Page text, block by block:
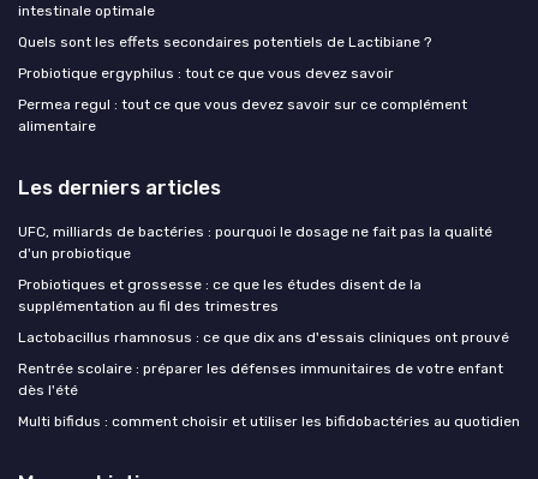
intestinale optimale
Quels sont les effets secondaires potentiels de Lactibiane ?
Probiotique ergyphilus : tout ce que vous devez savoir
Permea regul : tout ce que vous devez savoir sur ce complément
alimentaire
Les derniers articles
UFC, milliards de bactéries : pourquoi le dosage ne fait pas la qualité
d'un probiotique
Probiotiques et grossesse : ce que les études disent de la
supplémentation au fil des trimestres
Lactobacillus rhamnosus : ce que dix ans d'essais cliniques ont prouvé
Rentrée scolaire : préparer les défenses immunitaires de votre enfant
dès l'été
Multi bifidus : comment choisir et utiliser les bifidobactéries au quotidien